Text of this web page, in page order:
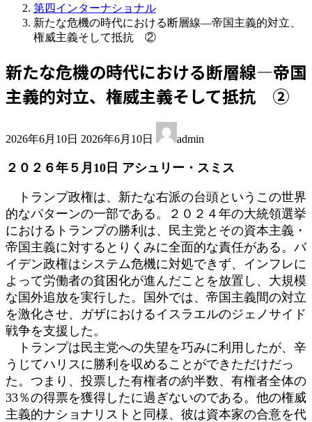
第四インターナショナル
新たな危機の時代における断層線―帝国主義的対立、
権威主義そして抵抗 ②
新たな危機の時代における断層線―帝国
主義的対立、権威主義そして抵抗 ②
2026年6月10日 終
新
時
:
2026年6月10日 admin
２０２６年５月10日 アシュリー・スミス
トランプ政権は、新たな右派の台頭というこの世界
的なパターンの一部である。２０２４年の大統領選挙
におけるトランプの勝利は、民主党とその資本主義・
帝国主義に対するとりくみに全面的な責任がある。バ
イデン政権はシステム危機に対処できず、インフレに
よって労働者の貧困化が進んだことを放置し、大規模
な国外追放を実行した。国外では、帝国主義間の対立
を激化させ、ガザにおけるイスラエルのジェノサイド
戦争を支援した。
トランプは民主党への失望を巧みに利用したが、辛
うじてハリスに勝利を収めることができただけだっ
た。つまり、投票した有権者の約半数、有権者全体の
33％の得票を獲得したに過ぎないのである。他の権威
主義的ナショナリストと同様、彼は資本家の合意を代